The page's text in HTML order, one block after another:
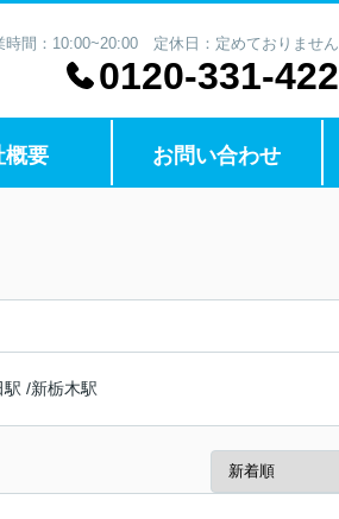
時間：10:00~20:00 定休日：定めておりません
0120-331-422
概要 お問い合わせ
駅 /新栃木駅